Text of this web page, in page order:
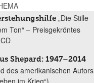
„Die Stille
Ton“ – Preisgekröntes
Shepard: 1947–2014
des amerikanischen Autors
im Krieg“)